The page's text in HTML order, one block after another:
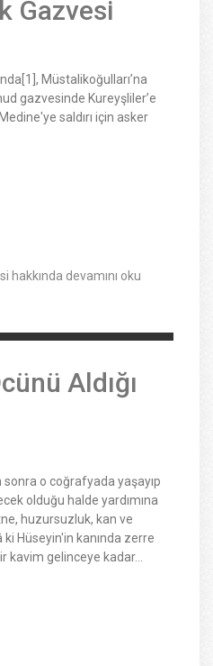
Gazvesi
Müstalikoğulları’na
gazvesinde Kureyşliler’e
saldırı için asker
hakkında devamını oku
Aldığı
sonra o coğrafyada yaşayıp
olduğu halde yardımına
huzursuzluk, kan ve
ki Hüseyin'in kanında zerre
gelinceye kadar...